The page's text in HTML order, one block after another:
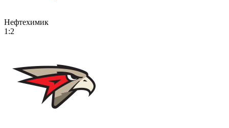
Нефтехимик
1:2